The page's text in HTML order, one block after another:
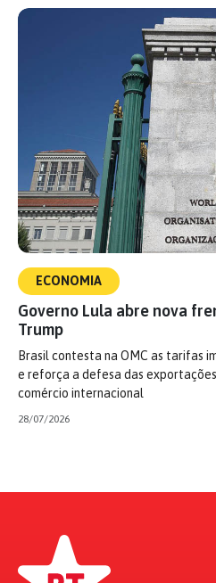
ECONOMIA
Governo Lula abre nova
Trump
Brasil contesta na OMC as tarifas
e reforça a defesa das
comércio internacional
28/07/2026